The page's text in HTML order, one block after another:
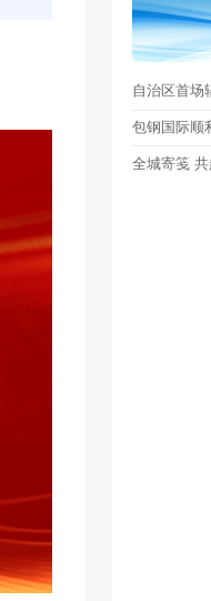
自治区首场
包钢国际顺
全城寄笺